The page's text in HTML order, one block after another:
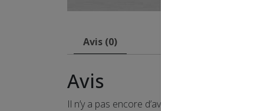
Avis (0)
Avis
Il n’y a pas encore d’avis.